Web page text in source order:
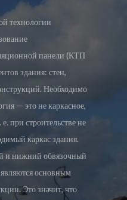
технологии
панели (КТП
здания: стен,
Необходимо
— это не каркасное,
при строительстве не
каркас здания.
и нижний обвязочный
основным
Это значит, что